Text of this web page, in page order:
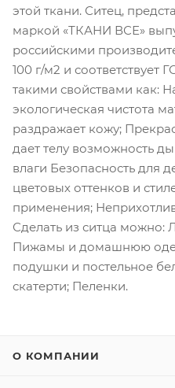
этой ткани. Ситец,
маркой «ТКАНИ ВСЕ»
российскими
100 г/м2 и соответствует
такими свойствами как:
экологическая чистота
раздражает кожу;
дает телу возможность
влаги Безопасность для
цветовых оттенков и
применения;
Сделать из ситца можно:
Пижамы и домашнюю
подушки и постельное
скатерти; Пеленки.
О КОМПАНИИ